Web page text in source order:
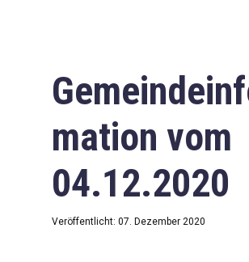
mation vom
04.12.2020
Veröffentlicht: 07. Dezember 2020